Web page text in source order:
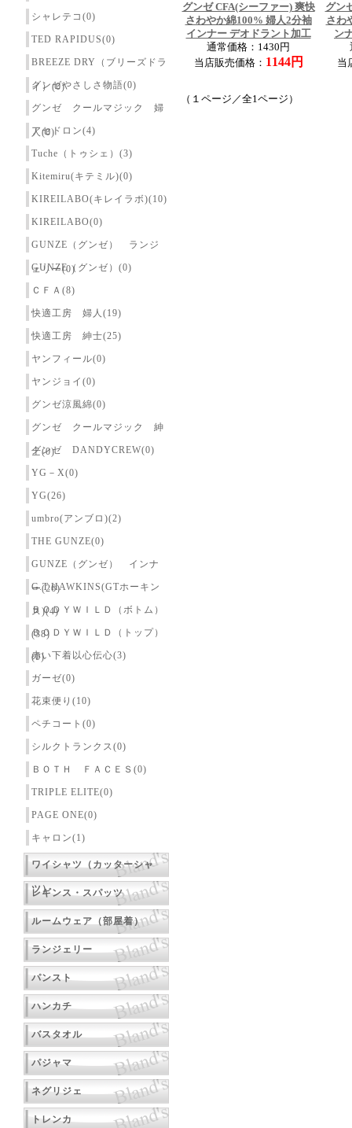
シャレテコ(0)
TED RAPIDUS(0)
BREEZE DRY（ブリーズドラ
イ）(0)
グンゼやさしさ物語(0)
グンゼ クールマジック 婦
人(0)
アセドロン(4)
Tuche（トゥシェ）(3)
Kitemiru(キテミル)(0)
KIREILABO(キレイラボ)(10)
KIREILABO(0)
GUNZE（グンゼ） ランジ
ェリー(0)
GUNZE（グンゼ）(0)
ＣＦＡ(8)
快適工房 婦人(19)
快適工房 紳士(25)
ヤンフィール(0)
ヤンジョイ(0)
グンゼ涼風綿(0)
グンゼ クールマジック 紳
士(0)
グンゼ DANDYCREW(0)
YG－X(0)
YG(26)
umbro(アンブロ)(2)
THE GUNZE(0)
GUNZE（グンゼ） インナ
ー(26)
G.T.HAWKINS(GTホーキン
ス)(4)
ＢＯＤＹＷＩＬＤ（ボトム）
(38)
ＢＯＤＹＷＩＬＤ（トップ）
(0)
赤い下着以心伝心(3)
ガーゼ(0)
花束便り(10)
ペチコート(0)
シルクトランクス(0)
ＢＯＴＨ ＦＡＣＥＳ(0)
TRIPLE ELITE(0)
PAGE ONE(0)
キャロン(1)
ワイシャツ（カッターシャ
ツ）
レギンス・スパッツ
ルームウェア（部屋着）
ランジェリー
パンスト
ハンカチ
バスタオル
パジャマ
ネグリジェ
トレンカ
グンゼ CFA(シーファー) 爽快
さわやか綿100% 婦人2分袖
インナー デオドラント加工
通常価格：1430円
当店販売価格： 1144円
グン
さわ
ン
当
（１ページ／全1ページ）